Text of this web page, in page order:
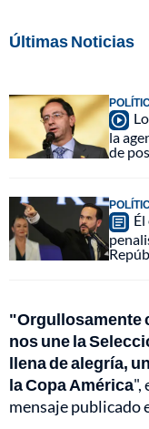
Últimas Noticias
la
de
"Orgullosamente
nos une la
llena de alegría,
la Copa América",
mensaje publicado